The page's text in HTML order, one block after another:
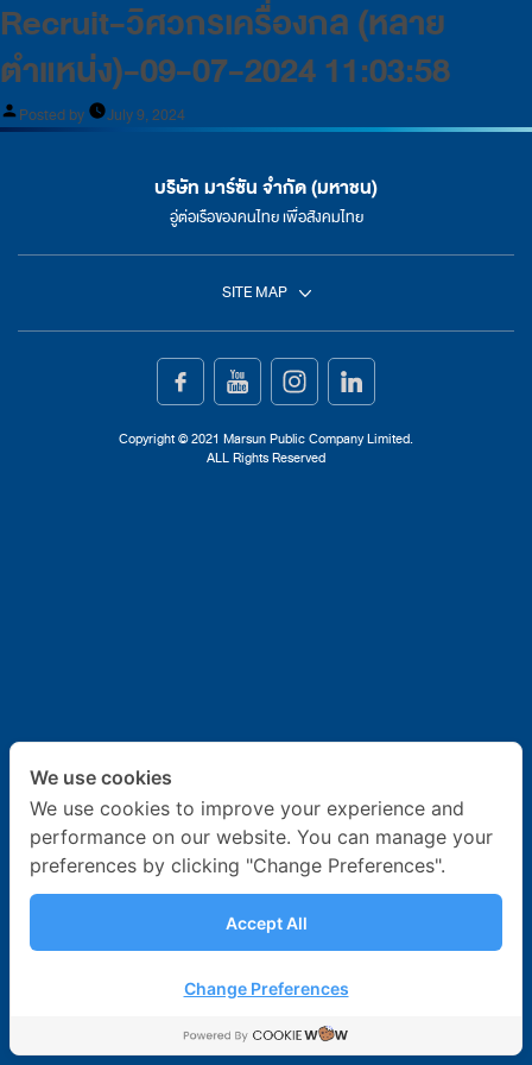
Recruit-วิศวกรเครื่องกล (หลาย
ตำแหน่ง)-09-07-2024 11:03:58
Posted by July 9, 2024
บริษัท มาร์ซัน จำกัด (มหาชน)
อู่ต่อเรือของคนไทย เพื่อสังคมไทย
SITE MAP
หน้าแรก
Copyright © 2021 Marsun Public Company Limited.
ALL Rights Reserved
We use cookies
We use cookies to improve your experience and
performance on our website. You can manage your
preferences by clicking "Change Preferences".
Accept All
Change Preferences